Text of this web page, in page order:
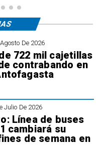
De 2026
722 mil cajetillas
contrabando en
Julio De 2026
Línea de buses
cambiará su
de semana en